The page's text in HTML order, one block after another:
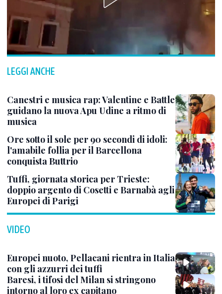
LEGGI ANCHE
Canestri e musica rap: Valentine e Battle
guidano la nuova Apu Udine a ritmo di
musica
Ore sotto il sole per 90 secondi di idoli:
l'amabile follia per il Barcellona
conquista Buttrio
Tuffi, giornata storica per Trieste:
doppio argento di Cosetti e Barnabà agli
Europei di Parigi
VIDEO
Europei nuoto, Pellacani rientra in Italia
con gli azzurri dei tuffi
Baresi, i tifosi del Milan si stringono
intorno al loro ex capitano